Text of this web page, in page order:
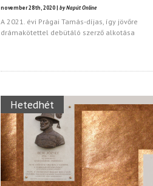
november 28th, 2020 | by Napút Online
A 2021. évi Prágai Tamás-díjas, így jövőre
drámakötettel debütáló szerző alkotása
Hetedhét
Ispány Marietta: Szavak a